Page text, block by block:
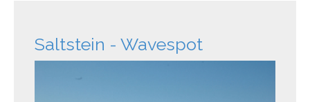
Saltstein - Wavespot